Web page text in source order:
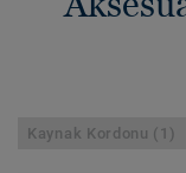
Kaynak Kordonu (1)